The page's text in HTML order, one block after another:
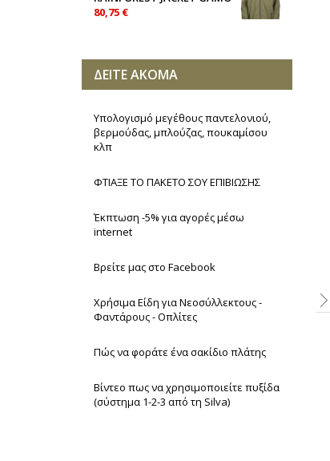
80,75 €
ΔΕΙΤΕ ΑΚΟΜΑ
Υπολογισμό μεγέθους παντελονιού,
βερμούδας, μπλούζας, πουκαμίσου
κλπ
ΦΤΙΑΞΕ ΤΟ ΠΑΚΕΤΟ ΣΟΥ ΕΠΙΒΙΩΣΗΣ
Έκπτωση -5% για αγορές μέσω
internet
Βρείτε μας στο Facebook
Χρήσιμα Είδη για Νεοσύλλεκτους -
Φαντάρους - Οπλίτες
Πώς να φοράτε ένα σακίδιο πλάτης
Βίντεο πως να χρησιμοποιείτε πυξίδα
(σύστημα 1-2-3 από τη Silva)